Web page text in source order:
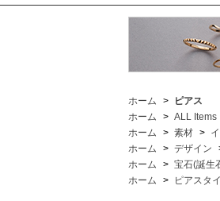
ホーム
ピアス
ホーム
ALL Items
ホーム
素材
ホーム
デザイン
ホーム
宝石(誕生
ホーム
ピアスタ